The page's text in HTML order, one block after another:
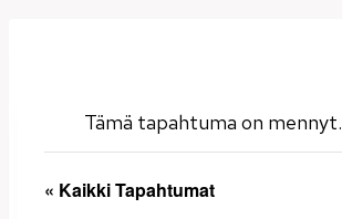
Tämä tapahtuma on mennyt.
« Kaikki Tapahtumat